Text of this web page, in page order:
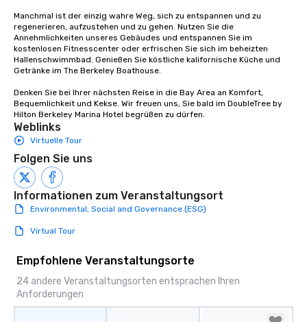
Manchmal ist der einzig wahre Weg, sich zu entspannen und zu
regenerieren, aufzustehen und zu gehen. Nutzen Sie die
Annehmlichkeiten unseres Gebäudes und entspannen Sie im
kostenlosen Fitnesscenter oder erfrischen Sie sich im beheizten
Hallenschwimmbad. Genießen Sie köstliche kalifornische Küche und
Getränke im The Berkeley Boathouse.
Denken Sie bei Ihrer nächsten Reise in die Bay Area an Komfort,
Bequemlichkeit und Kekse. Wir freuen uns, Sie bald im DoubleTree by
Hilton Berkeley Marina Hotel begrüßen zu dürfen.
Weblinks
Virtuelle Tour
Folgen Sie uns
Informationen zum Veranstaltungsort
Environmental, Social and Governance (ESG)
Virtual Tour
Empfohlene Veranstaltungsorte
24 andere Veranstaltungsorten entsprachen Ihren
Anforderungen